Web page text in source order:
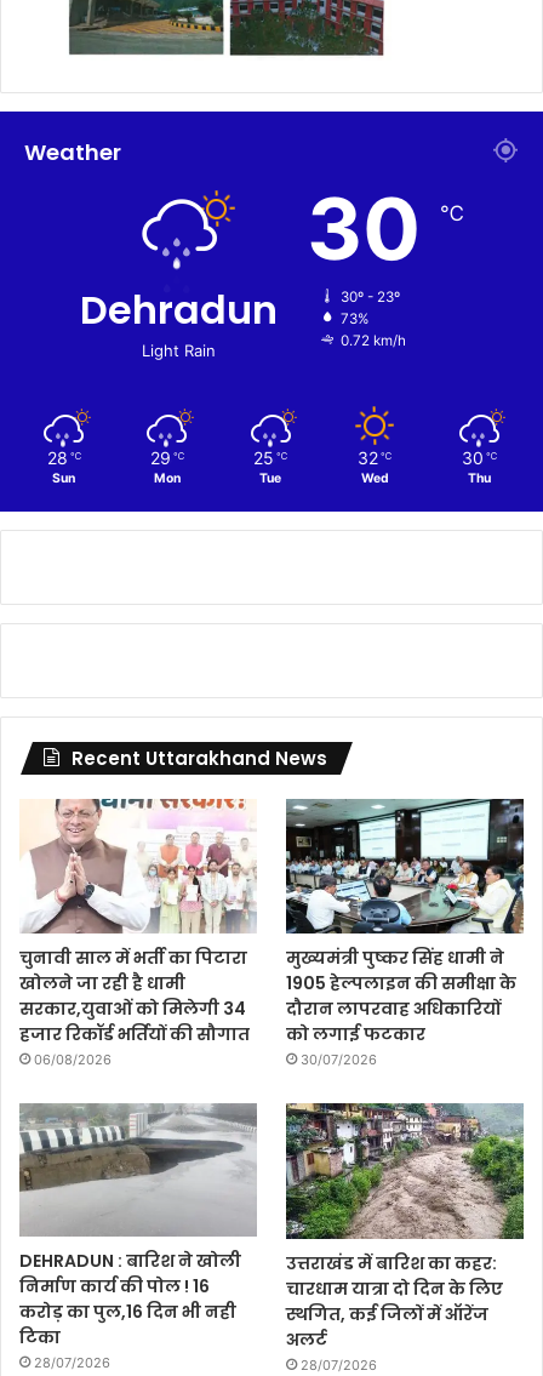
Weather
Dehradun
Light Rain
30 ℃
30º - 23º
73%
0.72 km/h
28 ℃
Sun
29 ℃
Mon
25 ℃
Tue
32 ℃
Wed
30 ℃
Thu
Recent Uttarakhand News
चुनावी साल में भर्ती का पिटारा
खोलने जा रही है धामी
सरकार,युवाओं को मिलेगी 34
हजार रिकॉर्ड भर्तियों की सौगात
06/08/2026
मुख्यमंत्री पुष्कर सिंह धामी ने
1905 हेल्पलाइन की समीक्षा के
दौरान लापरवाह अधिकारियों
को लगाई फटकार
30/07/2026
DEHRADUN : बारिश ने खोली
निर्माण कार्य की पोल ! 16
करोड़ का पुल,16 दिन भी नही
टिका
28/07/2026
उत्तराखंड में बारिश का कहर:
चारधाम यात्रा दो दिन के लिए
स्थगित, कई जिलों में ऑरेंज
अलर्ट
28/07/2026